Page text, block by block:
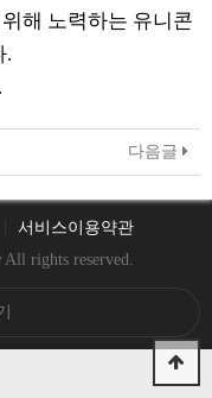
해 노력하는 유니콘
.
다음글
서비스이용약관
All rights reserved.